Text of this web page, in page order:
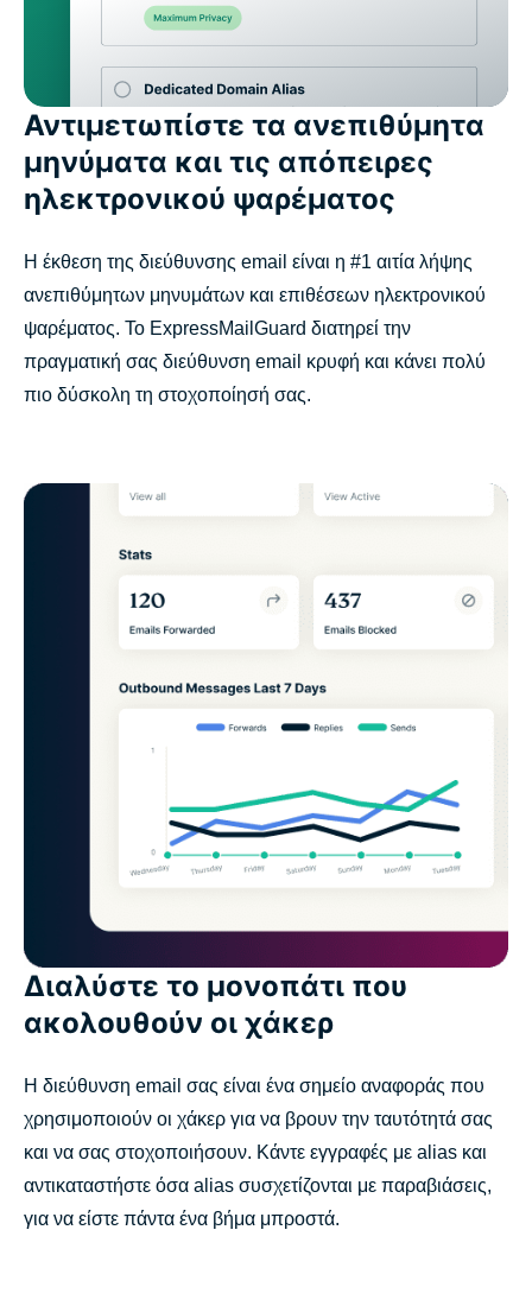
Αντιμετωπίστε τα ανεπιθύμητα
μηνύματα και τις απόπειρες
ηλεκτρονικού ψαρέματος
Η έκθεση της διεύθυνσης email είναι η #1 αιτία λήψης
ανεπιθύμητων μηνυμάτων και επιθέσεων ηλεκτρονικού
ψαρέματος. Το ExpressMailGuard διατηρεί την
πραγματική σας διεύθυνση email κρυφή και κάνει πολύ
πιο δύσκολη τη στοχοποίησή σας.
Διαλύστε το μονοπάτι που
ακολουθούν οι χάκερ
Η διεύθυνση email σας είναι ένα σημείο αναφοράς που
χρησιμοποιούν οι χάκερ για να βρουν την ταυτότητά σας
και να σας στοχοποιήσουν. Κάντε εγγραφές με alias και
αντικαταστήστε όσα alias συσχετίζονται με παραβιάσεις,
για να είστε πάντα ένα βήμα μπροστά.